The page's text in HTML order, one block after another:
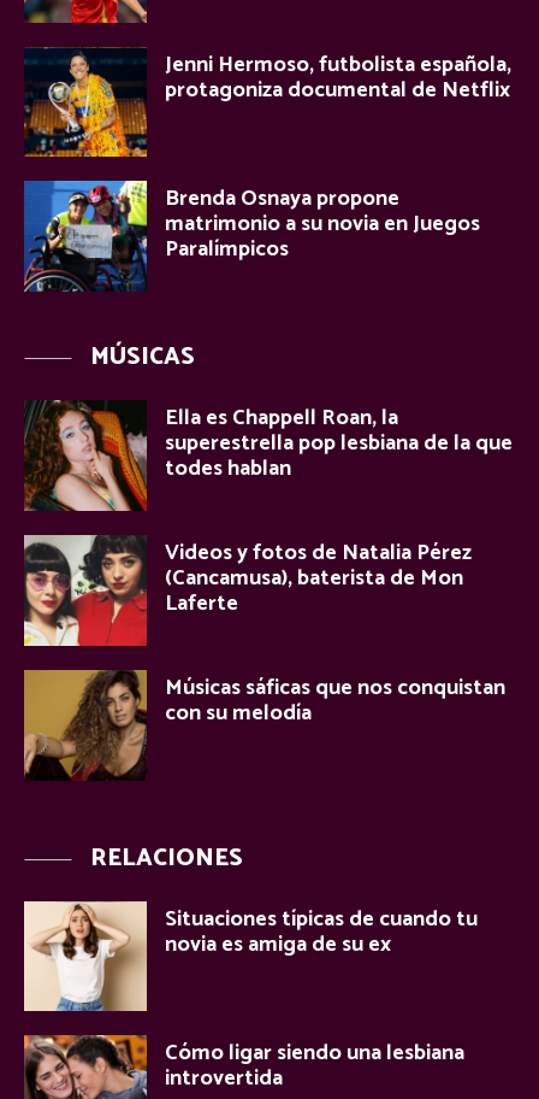
Jenni Hermoso, futbolista española,
protagoniza documental de Netflix
Brenda Osnaya propone
matrimonio a su novia en Juegos
Paralímpicos
MÚSICAS
Ella es Chappell Roan, la
superestrella pop lesbiana de la que
todes hablan
Videos y fotos de Natalia Pérez
(Cancamusa), baterista de Mon
Laferte
Músicas sáficas que nos conquistan
con su melodía
RELACIONES
Situaciones típicas de cuando tu
novia es amiga de su ex
Cómo ligar siendo una lesbiana
introvertida